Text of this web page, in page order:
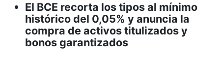
El BCE recorta los tipos al mínimo
histórico del 0,05% y anuncia la
compra de activos titulizados y
bonos garantizados